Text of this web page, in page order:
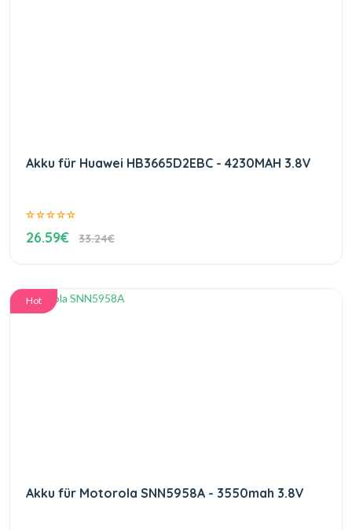
Akku für Huawei HB3665D2EBC - 4230MAH 3.8V
26.59€ 33.24€
Hot
Akku für Motorola SNN5958A - 3550mah 3.8V